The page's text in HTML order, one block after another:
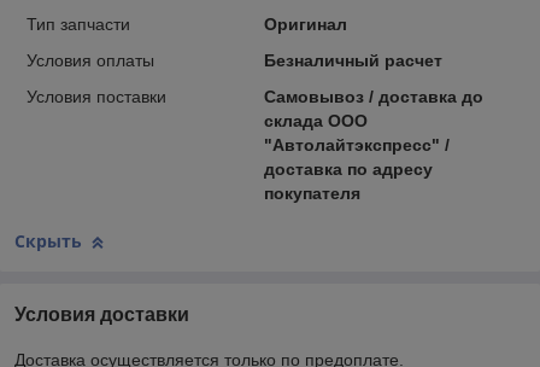
Тип запчасти
Оригинал
Условия оплаты
Безналичный расчет
Условия поставки
Самовывоз / доставка до
склада ООО
"Автолайтэкспресс" /
доставка по адресу
покупателя
Скрыть
Условия доставки
Доставка осуществляется только по предоплате.